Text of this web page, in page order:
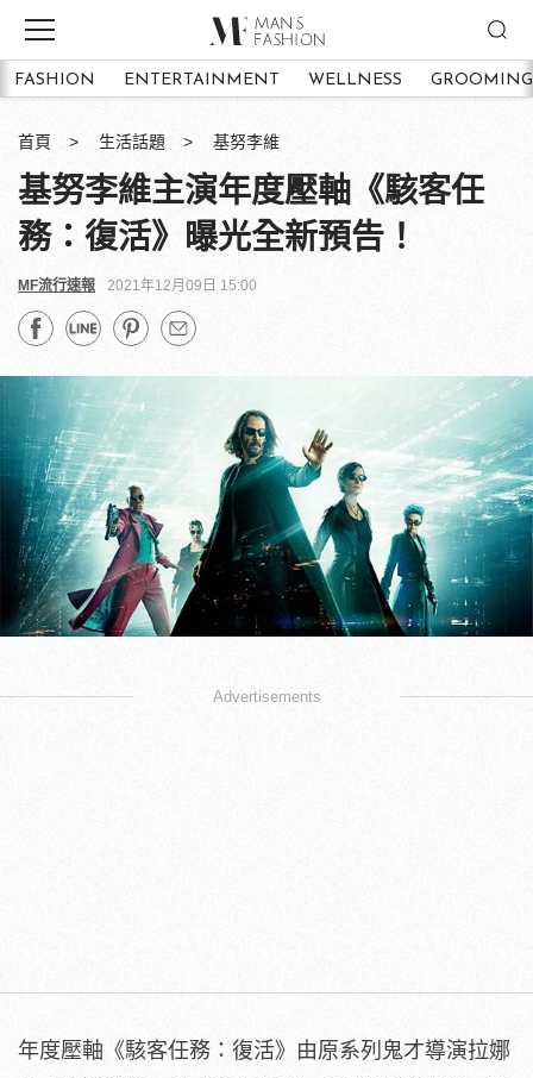
FASHION ENTERTAINMENT WELLNESS GROOMING
首頁 生活話題 基努李維
基努李維主演年度壓軸《駭客任
務：復活》曝光全新預告！
MF流行速報 2021年12月09日 15:00
Advertisements
年度壓軸《駭客任務：復活》由原系列鬼才導演拉娜